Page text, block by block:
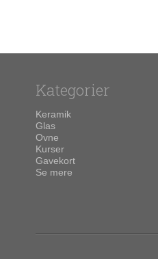
Kategorier
Keramik
Glas
Ovne
Kurser
Gavekort
Se mere